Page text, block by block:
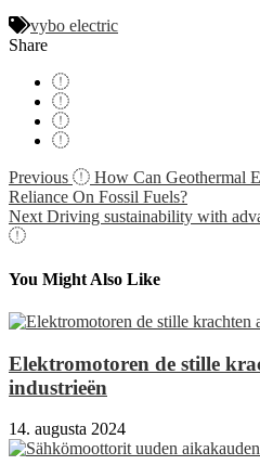
vybo electric
Share
Navigácia
v
článku
Previous
How Can Geothermal
Reliance On Fossil Fuels?
Next Driving sustainability with
You Might Also Like
Elektromotoren de stille
industrieën
14. augusta 2024